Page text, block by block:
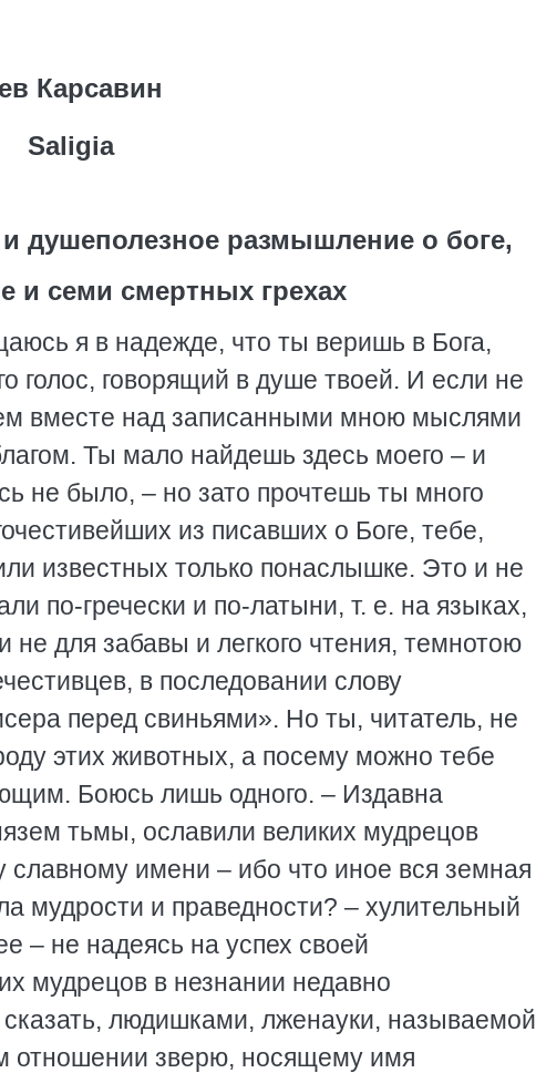
Карсавин
Saligia
душеполезное размышление о боге,
и семи смертных грехах
я в надежде, что ты веришь в Бога,
голос, говорящий в душе твоей. И если не
вместе над записанными мною мыслями
Ты мало найдешь здесь моего – и
не было, – но зато прочтешь ты много
из писавших о Боге, тебе,
известных только понаслышке. Это и не
по-гречески и по-латыни, т. е. на языках,
для забавы и легкого чтения, темнотою
в последовании слову
перед свиньями». Но ты, читатель, не
этих животных, а посему можно тебе
Боюсь лишь одного. – Издавна
тьмы, ославили великих мудрецов
славному имени – ибо что иное вся земная
мудрости и праведности? – хулительный
– не надеясь на успех своей
мудрецов в незнании недавно
людишками, лженауки, называемой
отношении зверю, носящему имя